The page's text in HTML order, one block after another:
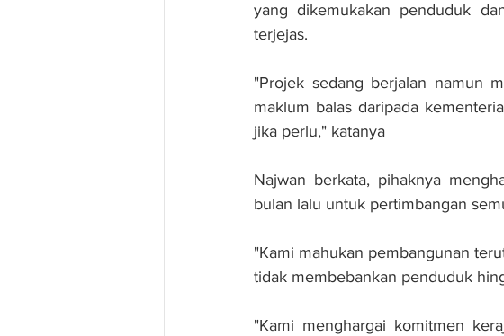
yang dikemukakan penduduk
terjejas.
"Projek sedang berjalan namun
maklum balas daripada
jika perlu," katanya
Najwan berkata, pihaknya
bulan lalu untuk pertimbangan
"Kami mahukan pembangunan
tidak membebankan penduduk
"Kami menghargai komitmen